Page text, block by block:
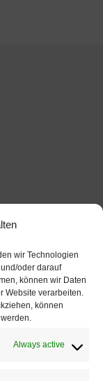
wir Technologien
oder darauf
können wir Daten
Website verarbeiten.
können
Always active